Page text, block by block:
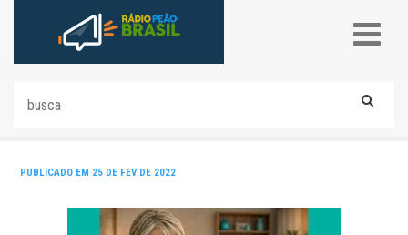
PUBLICADO EM 25 DE FEV DE 2022